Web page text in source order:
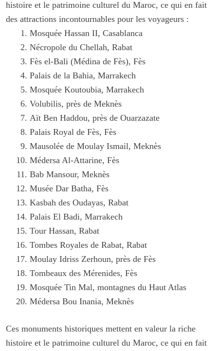
histoire et le patrimoine culturel du Maroc, ce qui en fait
des attractions incontournables pour les voyageurs :
Mosquée Hassan II, Casablanca
Nécropole du Chellah, Rabat
Fès el-Bali (Médina de Fès), Fès
Palais de la Bahia, Marrakech
Mosquée Koutoubia, Marrakech
Volubilis, près de Meknès
Aït Ben Haddou, près de Ouarzazate
Palais Royal de Fès, Fès
Mausolée de Moulay Ismail, Meknès
Médersa Al-Attarine, Fès
Bab Mansour, Meknès
Musée Dar Batha, Fès
Kasbah des Oudayas, Rabat
Palais El Badi, Marrakech
Tour Hassan, Rabat
Tombes Royales de Rabat, Rabat
Moulay Idriss Zerhoun, près de Fès
Tombeaux des Mérenides, Fès
Mosquée Tin Mal, montagnes du Haut Atlas
Médersa Bou Inania, Meknès
Ces monuments historiques mettent en valeur la riche
histoire et le patrimoine culturel du Maroc, ce qui en fait